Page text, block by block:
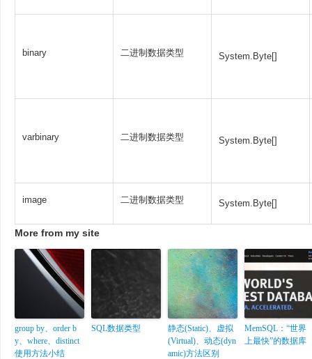
binary 二进制数据类型 System.Byte[]
varbinary 二进制数据类型 System.Byte[]
image 二进制数据类型 System.Byte[]
More from my site
group by、order b
y、where、distinct
使用方法小结
SQL数据类型
静态(Static)、虚拟
(Virtual)、动态(dyn
amic)方法区别
MemSQL：“世界
上最快”的数据库